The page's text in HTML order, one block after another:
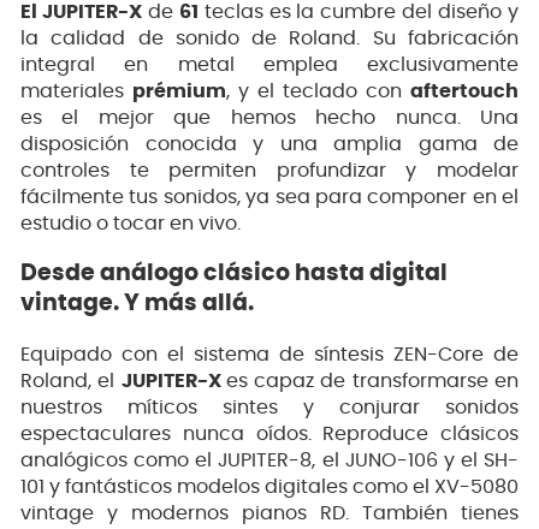
El JUPITER-Xde 61 teclas es la cumbre del diseño y
la calidad de sonido de Roland. Su fabricación
integral en metal emplea exclusivamente
materiales prémium, y el teclado con aftertouch
es el mejor que hemos hecho nunca. Una
disposición conocida y una amplia gama de
controles te permiten profundizar y modelar
fácilmente tus sonidos, ya sea para componer en el
estudio o tocar en vivo.
Desde análogo clásico hasta digital
vintage. Y más allá.
Equipado con el sistema de síntesis ZEN-Core de
Roland, el JUPITER-X es capaz de transformarse en
nuestros míticos sintes y conjurar sonidos
espectaculares nunca oídos. Reproduce clásicos
analógicos como el JUPITER-8, el JUNO-106 y el SH-
101 y fantásticos modelos digitales como el XV-5080
vintage y modernos pianos RD. También tienes